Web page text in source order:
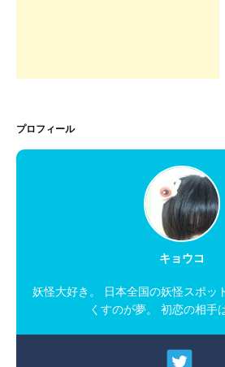
プロフィール
キョウコ
妖怪大好き。 日本全国の妖怪スポッ
くすのが夢。 初恋の相手